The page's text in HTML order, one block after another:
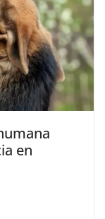
en